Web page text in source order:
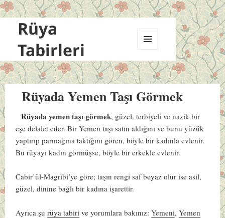
Rüya
Tabirleri
VE
BILEŞENLER
Rüyada Yemen Taşı Görmek
Rüyada yemen taşı görmek, güzel, terbiyeli ve nazik bir
eşe delalet eder. Bir Yemen taşı satın aldığını ve bunu yüzük
yaptırıp parmağına taktığını gören, böyle bir kadınla evlenir.
Bu rüyayı kadın görmüşse, böyle bir erkekle evlenir.
Cabir’ül-Magribi’ye göre; taşın rengi saf beyaz olur ise asil,
güzel, dinine bağlı bir kadına işarettir.
Ayrıca şurüya tabiri ve yorumlara bakınız:Yemeni,Yemen